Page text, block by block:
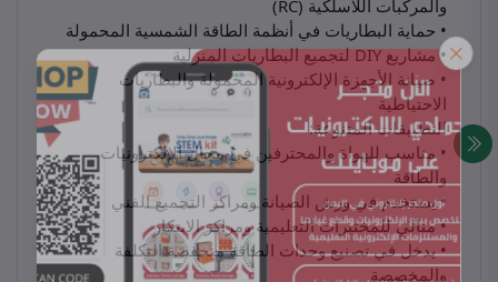
والمركبات اللاسلكية (RC)
• حماية البطاريات في أنظمة الطاقة الشمسية المحمولة
• مشاريع DIY لتجميع البطاريات المنزلية
• صيانة الأجهزة الإلكترونية المحمولة والبطاريات
الاحتياطية
التطبيقات المتنوعة:
• مناسب للهواة والمحترفين في مجال الإلكترونيات
والطاقة
• يستخدم في ورش الصيانة ومراكز التجميع الفني
• مثالي للمختبرات التعليمية ومراكز الابتكار
• يدخل في تصنيع وحدات الطاقة منخفضة التكلفة
والمخصصة